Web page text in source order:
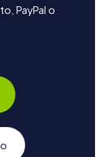
PayPal o